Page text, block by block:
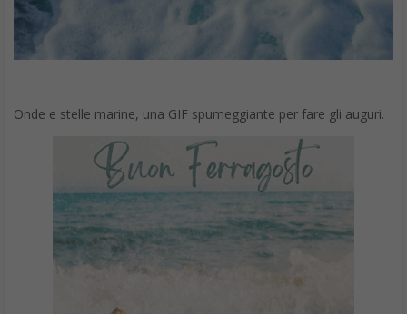
Onde e stelle marine, una GIF spumeggiante per fare gli auguri.